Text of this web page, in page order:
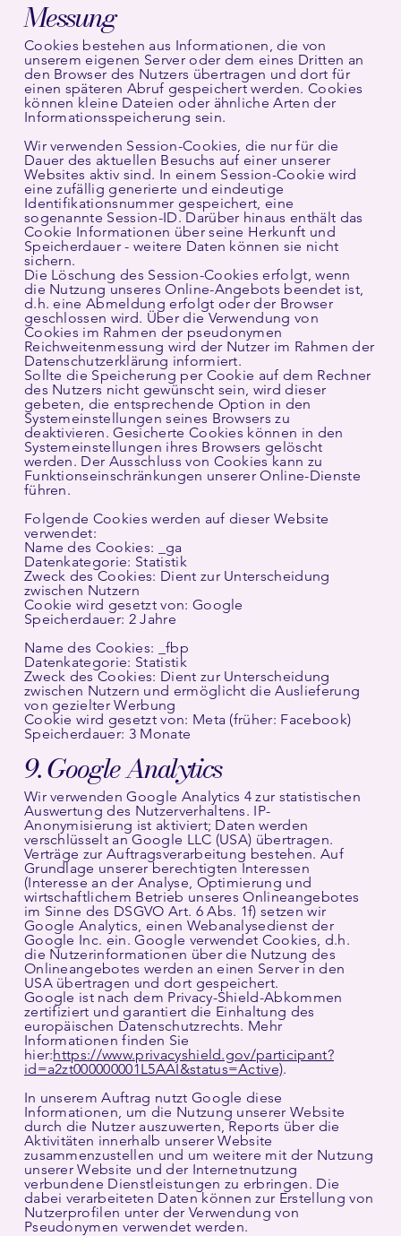
Messung
Cookies bestehen aus Informationen, die von
unserem eigenen Server oder dem eines Dritten an
den Browser des Nutzers übertragen und dort für
einen späteren Abruf gespeichert werden. Cookies
können kleine Dateien oder ähnliche Arten der
Informationsspeicherung sein.
Wir verwenden Session-Cookies, die nur für die
Dauer des aktuellen Besuchs auf einer unserer
Websites aktiv sind. In einem Session-Cookie wird
eine zufällig generierte und eindeutige
Identifikationsnummer gespeichert, eine
sogenannte Session-ID. Darüber hinaus enthält das
Cookie Informationen über seine Herkunft und
Speicherdauer - weitere Daten können sie nicht
sichern.
Die Löschung des Session-Cookies erfolgt, wenn
die Nutzung unseres Online-Angebots beendet ist,
d.h. eine Abmeldung erfolgt oder der Browser
geschlossen wird. Über die Verwendung von
Cookies im Rahmen der pseudonymen
Reichweitenmessung wird der Nutzer im Rahmen der
Datenschutzerklärung informiert.
Sollte die Speicherung per Cookie auf dem Rechner
des Nutzers nicht gewünscht sein, wird dieser
gebeten, die entsprechende Option in den
Systemeinstellungen seines Browsers zu
deaktivieren. Gesicherte Cookies können in den
Systemeinstellungen ihres Browsers gelöscht
werden. Der Ausschluss von Cookies kann zu
Funktionseinschränkungen unserer Online-Dienste
führen.
Folgende Cookies werden auf dieser Website
verwendet:
Name des Cookies: _ga
Datenkategorie: Statistik
Zweck des Cookies: Dient zur Unterscheidung
zwischen Nutzern
Cookie wird gesetzt von: Google
Speicherdauer: 2 Jahre
Name des Cookies: _fbp
Datenkategorie: Statistik
Zweck des Cookies: Dient zur Unterscheidung
zwischen Nutzern und ermöglicht die Auslieferung
von gezielter Werbung
Cookie wird gesetzt von: Meta (früher: Facebook)
Speicherdauer: 3 Monate
9. Google Analytics
Wir verwenden Google Analytics 4 zur statistischen
Auswertung des Nutzerverhaltens. IP-
Anonymisierung ist aktiviert; Daten werden
verschlüsselt an Google LLC (USA) übertragen.
Verträge zur Auftragsverarbeitung bestehen. Auf
Grundlage unserer berechtigten Interessen
(Interesse an der Analyse, Optimierung und
wirtschaftlichem Betrieb unseres Onlineangebotes
im Sinne des DSGVO Art. 6 Abs. 1f) setzen wir
Google Analytics, einen Webanalysedienst der
Google Inc. ein. Google verwendet Cookies, d.h.
die Nutzerinformationen über die Nutzung des
Onlineangebotes werden an einen Server in den
USA übertragen und dort gespeichert.
Google ist nach dem Privacy-Shield-Abkommen
zertifiziert und garantiert die Einhaltung des
europäischen Datenschutzrechts. Mehr
Informationen finden Sie
hier:https://www.privacyshield.gov/participant?
id=a2zt000000001L5AAI&status=Active).
In unserem Auftrag nutzt Google diese
Informationen, um die Nutzung unserer Website
durch die Nutzer auszuwerten, Reports über die
Aktivitäten innerhalb unserer Website
zusammenzustellen und um weitere mit der Nutzung
unserer Website und der Internetnutzung
verbundene Dienstleistungen zu erbringen. Die
dabei verarbeiteten Daten können zur Erstellung von
Nutzerprofilen unter der Verwendung von
Pseudonymen verwendet werden.